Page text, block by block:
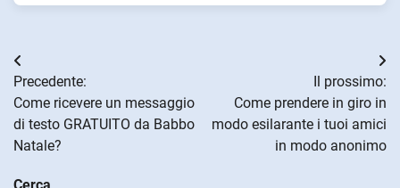
Navigazione
articoli
Precedente:
Come ricevere un messaggio
di testo GRATUITO da Babbo
Natale?
Il prossimo:
Come prendere in giro in
modo esilarante i tuoi amici
in modo anonimo